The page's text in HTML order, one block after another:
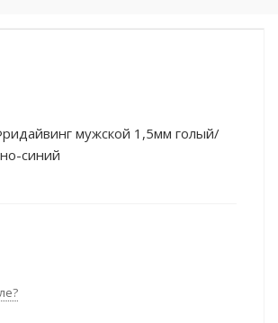
мужской 1,5мм голый/
синий